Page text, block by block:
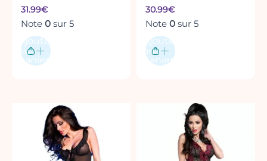
31.99€
Note 0 sur 5
Ajouter
au
panier
30.99€
Note 0 sur 5
Ajouter
au
panier